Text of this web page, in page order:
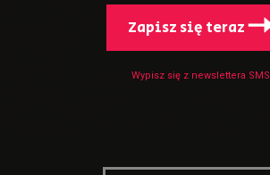
Zapisz się teraz
Wypisz się z newslettera SMS